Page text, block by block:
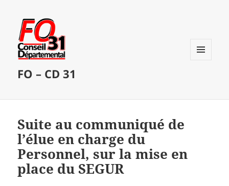
FO – CD 31
Suite au communiqué de
l’élue en charge du
Personnel, sur la mise en
place du SEGUR